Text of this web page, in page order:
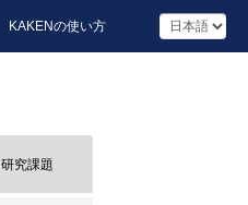
KAKENの使い方
研究課題